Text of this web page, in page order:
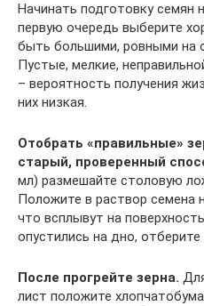
Начинать подготовку семян
первую очередь выберите
быть большими, ровными на
Пустые, мелкие,
– вероятность получения
них низкая.
Отобрать «правильные»
старый, проверенный
мл) размешайте столовую
Положите в раствор семена
что всплывут на
опустились на дно,
После прогрейте зерна.
лист положите